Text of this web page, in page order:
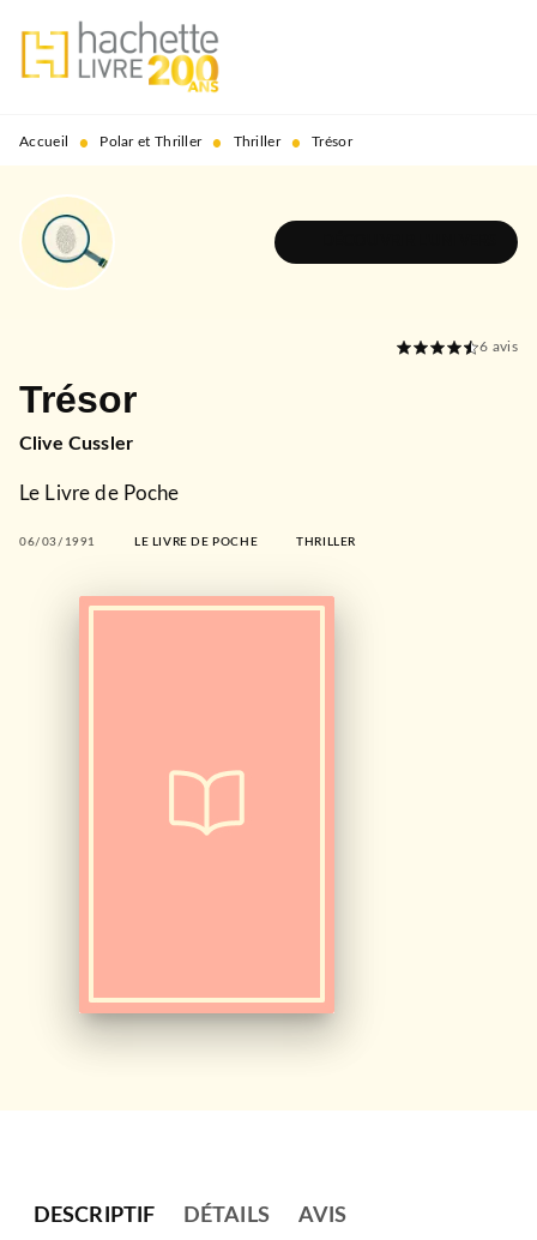
MENU RECHERCHE
PIED DE PAGE
Accueil • Polar et Thriller • Thriller • Trésor
6 avis
Trésor
Clive Cussler
Le Livre de Poche
06/03/1991 LE LIVRE DE POCHE THRILLER
DESCRIPTIF DÉTAILS AVIS